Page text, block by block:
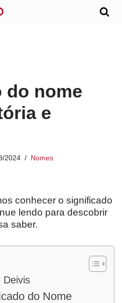
do nome
e
2024 Nomes
conhecer o significado
lendo para descobrir
saber.
Deivis
do Nome